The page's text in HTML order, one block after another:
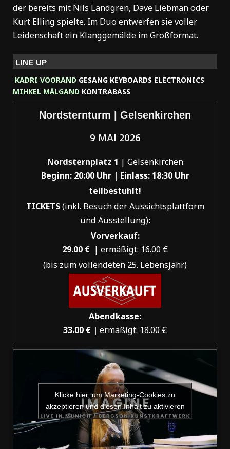
der bereits mit Nils Landgren, Dave Liebman oder
Kurt Elling spielte. Im Duo entwerfen sie voller
Leidenschaft ein Klanggemälde im Großformat.
LINE UP
KADRI VOORAND GESANG KEYBOARDS ELECTRONICS
MIHKEL MÄLGAND KONTRABASS
Nordsternturm | Gelsenkirchen
9 MAI 2026
Nordsternplatz 1 | Gelsenkirchen
Beginn: 20:00 Uhr | Einlass: 18:30 Uhr
teilbestuhlt!
TICKETS(inkl. Besuch der Aussichtsplattform
und Ausstellung):
Vorverkauf:
29.00 € | ermäßigt: 16.00 €
(bis zum vollendeten 25. Lebensjahr)
Abendkasse:
33.00 € | ermäßigt: 18.00 €
Klicke hier, um Marketing-Cookies zu
akzeptieren und diesen Inhalt zu aktivieren